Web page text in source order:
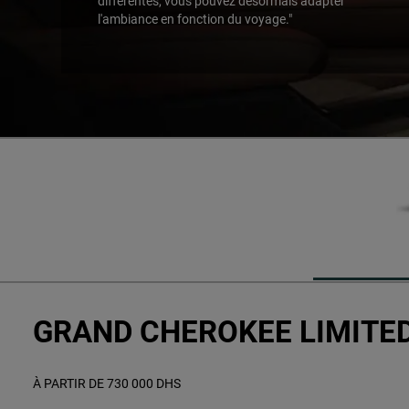
l'ambiance en fonction du voyage."
GRAND CHEROKEE
À PARTIR DE 730 000 DHS